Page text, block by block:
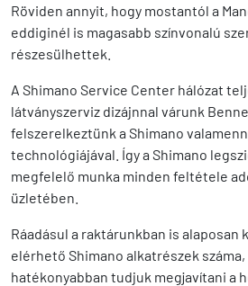
Röviden annyit, hogy mostantól a
eddiginél is magasabb színvonalú
részesülhettek.
A Shimano Service Center hálózat
látványszerviz dizájnnal várunk
felszerelkeztünk a Shimano
technológiájával. Így a Shimano
megfelelő munka minden feltétele
üzletében.
Ráadásul a raktárunkban is alaposan
elérhető Shimano alkatrészek
hatékonyabban tudjuk megjavítani a